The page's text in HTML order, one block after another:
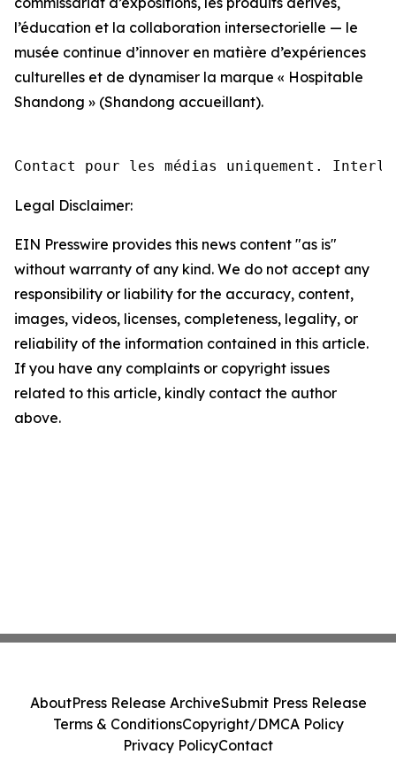
l’éducation et la collaboration intersectorielle — le
musée continue d’innover en matière d’expériences
culturelles et de dynamiser la marque « Hospitable
Shandong » (Shandong accueillant).
Contact pour les médias uniquement.
Legal Disclaimer:
EIN Presswire provides this news content "as is"
without warranty of any kind. We do not accept any
responsibility or liability for the accuracy, content,
images, videos, licenses, completeness, legality, or
reliability of the information contained in this article.
If you have any complaints or copyright issues
related to this article, kindly contact the author
above.
AboutPress Release ArchiveSubmit Press Release
Terms & ConditionsCopyright/DMCA Policy
Privacy PolicyContact